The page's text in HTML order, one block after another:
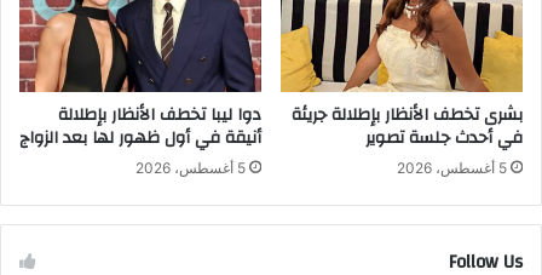
م
ي
ل
مُ
ع
دّ
ف
ق
و
د
ط
ا
ئ
ل
بشرى تخطف الأنظار بإطلالة جريئة
في أحدث جلسة تصوير
5 أغسطس، 2026
دوا ليبا تخطف الأنظار بإطلالة
أنيقة في أول ظهور لها بعد الزواج
5 أغسطس، 2026
Follow Us